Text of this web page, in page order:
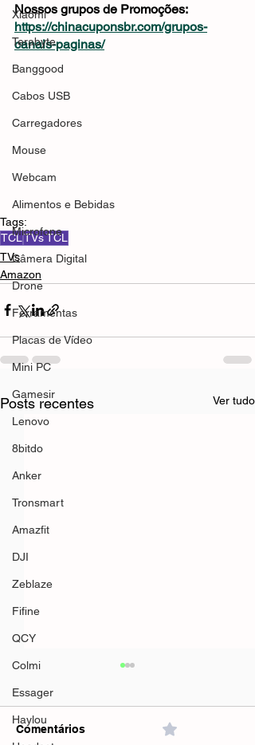
Xiaomi
Terabyte
Banggood
Cabos USB
Carregadores
Mouse
Webcam
Alimentos e Bebidas
Microfone
Câmera Digital
Drone
Ferramentas
Placas de Vídeo
Mini PC
Gamesir
Lenovo
8bitdo
Anker
Tronsmart
Amazfit
DJI
Zeblaze
Fifine
QCY
Colmi
Essager
Haylou
Nossos grupos de Promoções:
https://chinacuponsbr.com/grupos-
canais-paginas/
Tags:
TCLTVs TCL
TVs
Amazon
Posts recentes Ver tudo
Comentários